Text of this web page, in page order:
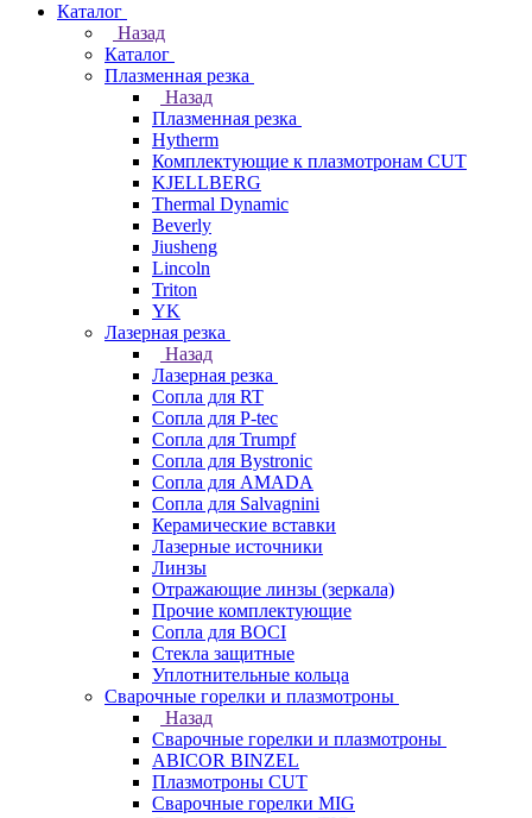
Каталог
Назад
Каталог
Плазменная резка
Назад
Плазменная резка
Hytherm
Комплектующие к плазмотронам CUT
KJELLBERG
Thermal Dynamic
Beverly
Jiusheng
Lincoln
Triton
YK
Лазерная резка
Назад
Лазерная резка
Сопла для RT
Сопла для P-tec
Сопла для Trumpf
Сопла для Bystronic
Сопла для AMADA
Сопла для Salvagnini
Керамические вставки
Лазерные источники
Линзы
Отражающие линзы (зеркала)
Прочие комплектующие
Сопла для BOCI
Стекла защитные
Уплотнительные кольца
Сварочные горелки и плазмотроны
Назад
Сварочные горелки и плазмотроны
ABICOR BINZEL
Плазмотроны CUT
Сварочные горелки MIG